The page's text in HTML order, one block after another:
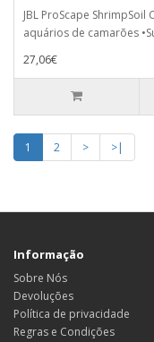
JBL ProScape
aquários de camarões
27,06€
1 2 >
>|
Informação
Sobre Nós
Devoluções
Política de privacidade
Regras e Condições